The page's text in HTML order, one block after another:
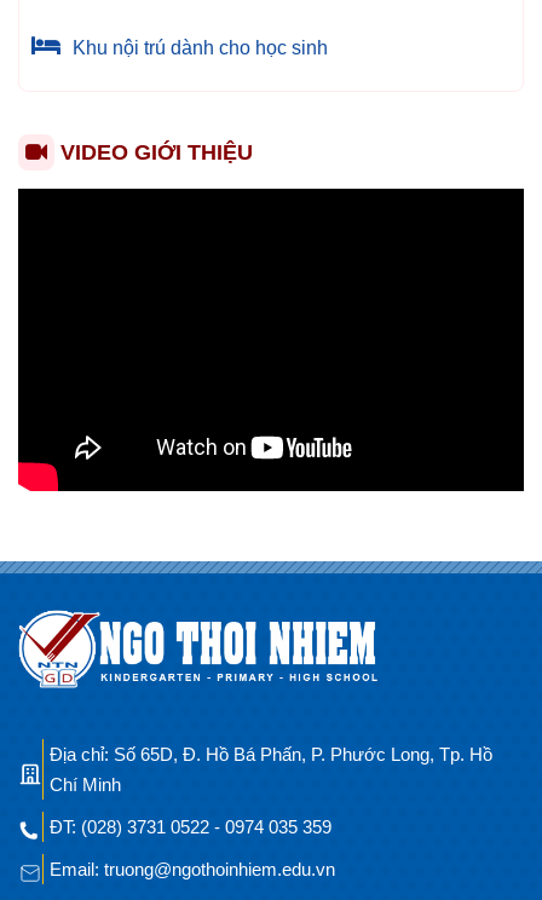
Khu nội trú dành cho học sinh
VIDEO GIỚI THIỆU
Địa chỉ: Số 65D, Đ. Hồ Bá Phấn, P. Phước Long, Tp. Hồ
Chí Minh
ĐT: (028) 3731 0522 - 0974 035 359
Email: truong@ngothoinhiem.edu.vn